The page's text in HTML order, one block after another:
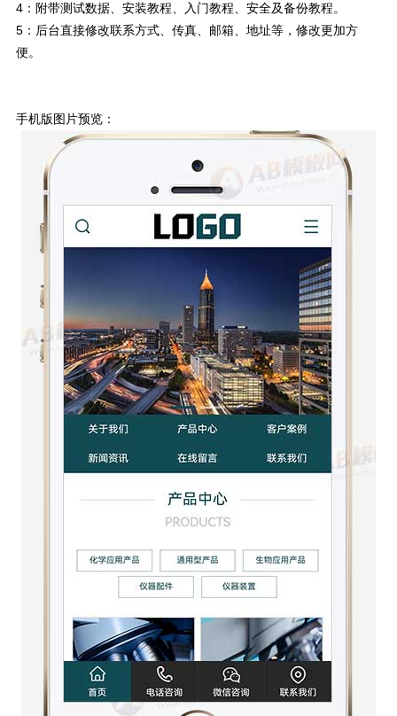
4：附带测试数据、安装教程、入门教程、安全及备份教程。
5：后台直接修改联系方式、传真、邮箱、地址等，修改更加方
便。
手机版图片预览：